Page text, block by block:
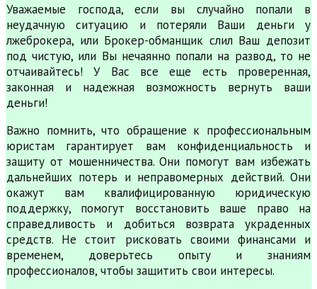
Уважаемые господа, если вы случайно попали в
неудачную ситуацию и потеряли Ваши деньги у
лжеброкера, или Брокер-обманщик слил Ваш депозит
под чистую, или Вы нечаянно попали на развод, то не
отчаивайтесь! У Вас все еще есть проверенная,
законная и надежная возможность вернуть ваши
деньги!
Важно помнить, что обращение к профессиональным
юристам гарантирует вам конфиденциальность и
защиту от мошенничества. Они помогут вам избежать
дальнейших потерь и неправомерных действий. Они
окажут вам квалифицированную юридическую
поддержку, помогут восстановить ваше право на
справедливость и добиться возврата украденных
средств. Не стоит рисковать своими финансами и
временем, доверьтесь опыту и знаниям
профессионалов, чтобы защитить свои интересы.